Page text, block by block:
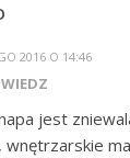
2016 O 14:46
jest
wnętrzarskie